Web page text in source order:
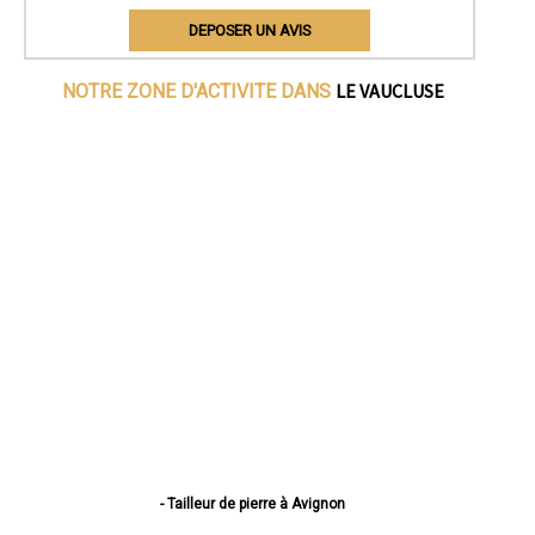
DEPOSER UN AVIS
NOTRE ZONE D'ACTIVITE DANS LE VAUCLUSE
- Tailleur de pierre à Avignon